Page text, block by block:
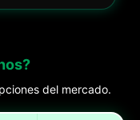
del mercado.